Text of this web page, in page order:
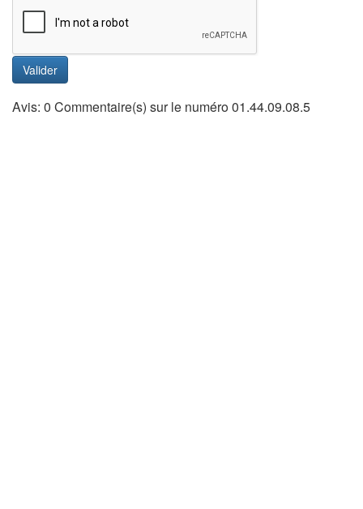
Valider
Avis: 0 Commentaire(s) sur le numéro 01.44.09.08.5